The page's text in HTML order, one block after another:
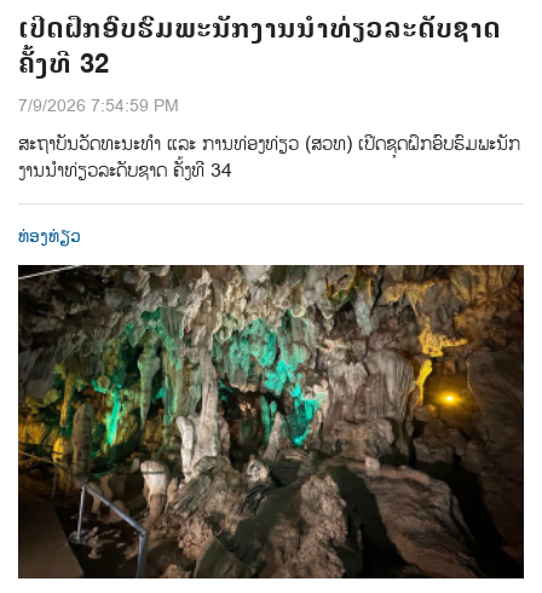
ເປີດຝຶກອົບຮົມພະນັກງານນຳທ່ຽວລະດັບຊາດ
ຄັ້ງທີ 32
7/9/2026 7:54:59 PM
ສະຖາບັນວັດທະນະທຳ ແລະ ການທ່ອງທ່ຽວ (ສວທ) ເປີດຊຸດຝຶກອົບຮົມພະນັກ
ງານນໍາທ່ຽວລະດັບຊາດ ຄັ້ງທີ 34
ທ່ອງທ່ຽວ